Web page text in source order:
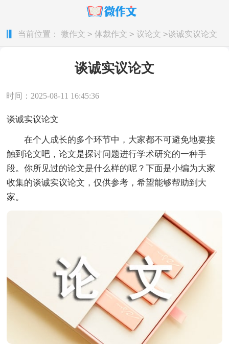
当前位置： 微作文 > 体裁作文 > 议论文 >谈诚实议论文
谈诚实议论文
时间：2025-08-11 16:45:36
谈诚实议论文
在个人成长的多个环节中，大家都不可避免地要接
触到论文吧，论文是探讨问题进行学术研究的一种手
段。你所见过的论文是什么样的呢？下面是小编为大家
收集的谈诚实议论文，仅供参考，希望能够帮助到大
家。